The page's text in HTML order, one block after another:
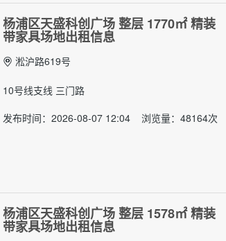
杨浦区天盛科创广场 整层 1770㎡ 精装
带家具场地出租信息
淞沪路619号
10号线支线 三门路
发布时间：2026-08-07 12:04 浏览量：48164次
杨浦区天盛科创广场 整层 1578㎡ 精装
带家具场地出租信息